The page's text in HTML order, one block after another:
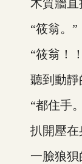
木質牆直接
“筱翁。”
“筱翁！
聽到動靜的
“都住手
扒開壓在
一臉狼狽的